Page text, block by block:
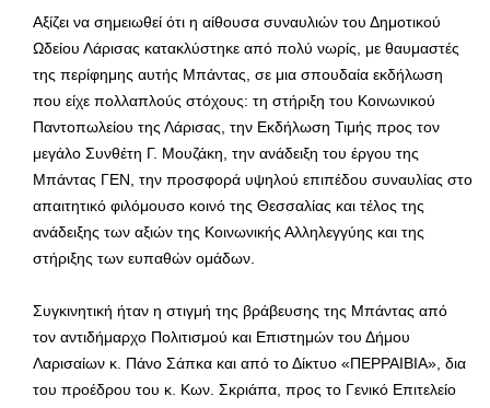
Αξίζει να σημειωθεί ότι η αίθουσα συναυλιών του Δημοτικού
Ωδείου Λάρισας κατακλύστηκε από πολύ νωρίς, με θαυμαστές
της περίφημης αυτής Μπάντας, σε μια σπουδαία εκδήλωση
που είχε πολλαπλούς στόχους: τη στήριξη του Κοινωνικού
Παντοπωλείου της Λάρισας, την Εκδήλωση Τιμής προς τον
μεγάλο Συνθέτη Γ. Μουζάκη, την ανάδειξη του έργου της
Μπάντας ΓΕΝ, την προσφορά υψηλού επιπέδου συναυλίας στο
απαιτητικό φιλόμουσο κοινό της Θεσσαλίας και τέλος της
ανάδειξης των αξιών της Κοινωνικής Αλληλεγγύης και της
στήριξης των ευπαθών ομάδων.
Συγκινητική ήταν η στιγμή της βράβευσης της Μπάντας από
τον αντιδήμαρχο Πολιτισμού και Επιστημών του Δήμου
Λαρισαίων κ. Πάνο Σάπκα και από το Δίκτυο «ΠΕΡΡΑΙΒΙΑ», δια
του προέδρου του κ. Κων. Σκριάπα, προς το Γενικό Επιτελείο